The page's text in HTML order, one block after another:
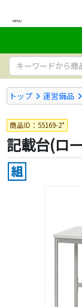
MENU
トップ 運営備品
商品ID：55169-2*
記載台(ロ